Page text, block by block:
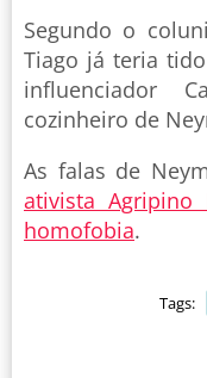
Segundo o
Tiago já teria
influenciador
cozinheiro de
As falas de
ativista Agripino
homofobia.
Tags: